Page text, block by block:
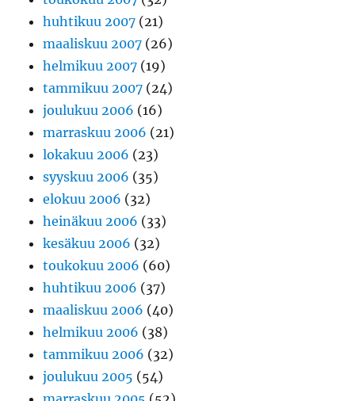
huhtikuu 2007 (21)
maaliskuu 2007 (26)
helmikuu 2007 (19)
tammikuu 2007 (24)
joulukuu 2006 (16)
marraskuu 2006 (21)
lokakuu 2006 (23)
syyskuu 2006 (35)
elokuu 2006 (32)
heinäkuu 2006 (33)
kesäkuu 2006 (32)
toukokuu 2006 (60)
huhtikuu 2006 (37)
maaliskuu 2006 (40)
helmikuu 2006 (38)
tammikuu 2006 (32)
joulukuu 2005 (54)